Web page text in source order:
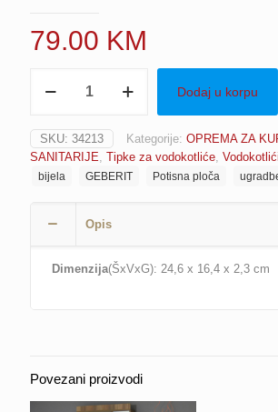
79.00 KM
ploča
ugradbeni
vodokotlić
bijela
GEBERIT
Dodaj u korpu
SKU: 34213 Kategorije: OPREMA ZA
SANITARIJE, Tipke za vodokotliće, Vodokotlići
bijela GEBERIT Potisna ploča
Opis
Dimenzija(ŠxVxG): 24,6 x 16,4 x 2,3 cm
Povezani proizvodi